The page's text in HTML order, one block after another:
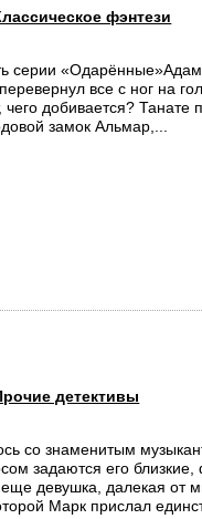
фэнтези
серии
все с ног на
чего добивается? Танате
замок Альмар,...
детективы
со знаменитым
задаются его
девушка, далекая от
Марк прислал